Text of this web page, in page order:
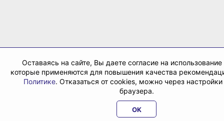
Оставаясь на сайте, Вы даете согласие на
которые применяются для повышения качества
Политике. Отказаться от cookies, можно через
браузера.
OK